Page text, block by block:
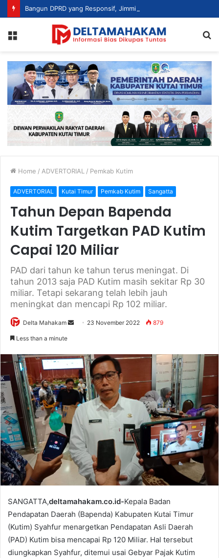
Home / ADVERTORIAL / Pemkab Kutim
ADVERTORIAL Kutai Timur Pemkab Kutim Sangatta
Tahun Depan Bapenda
Kutim Targetkan PAD Kutim
Capai 120 Miliar
PAD dari tahun ke tahun terus meningat. Di
tahun 2013 saja PAD Kutim masih sekitar Rp 30
miliar. Tetapi sekarang telah lebih jauh
meningkat dan mencapi Rp 102 miliar.
Delta Mahakam
d
a
n
e
m
a
l
23 November 2022 879
Less than a minute
SANGATTA,deltamahakam.co.id-Kepala Badan
Pendapatan Daerah (Bapenda) Kabupaten Kutai Timur
(Kutim) Syahfur menargetkan Pendapatan Asli Daerah
(PAD) Kutim bisa mencapai Rp 120 Miliar. Hal tersebut
diungkapkan Syahfur, ditemui usai Gebyar Pajak Kutim